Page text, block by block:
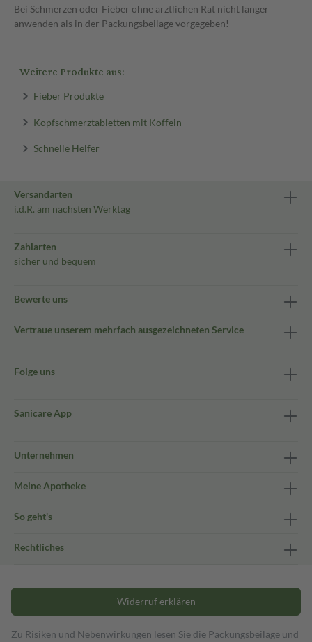
Bei Schmerzen oder Fieber ohne ärztlichen Rat nicht länger
anwenden als in der Packungsbeilage vorgegeben!
Weitere Produkte aus:
Fieber Produkte
Kopfschmerztabletten mit Koffein
Schnelle Helfer
Versandarten
i.d.R. am nächsten Werktag
Zahlarten
sicher und bequem
Bewerte uns
Vertraue unserem mehrfach ausgezeichneten Service
Folge uns
Sanicare App
Unternehmen
Meine Apotheke
So geht's
Rechtliches
Widerruf erklären
Zu Risiken und Nebenwirkungen lesen Sie die Packungsbeilage und